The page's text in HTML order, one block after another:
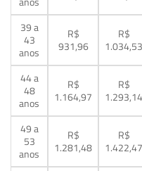
39 a
43
anos
R$
931,96
R$
1.034,53
44 a
48
anos
R$
1.164,97
R$
1.293,14
49 a
53
anos
R$
1.281,48
R$
1.422,47